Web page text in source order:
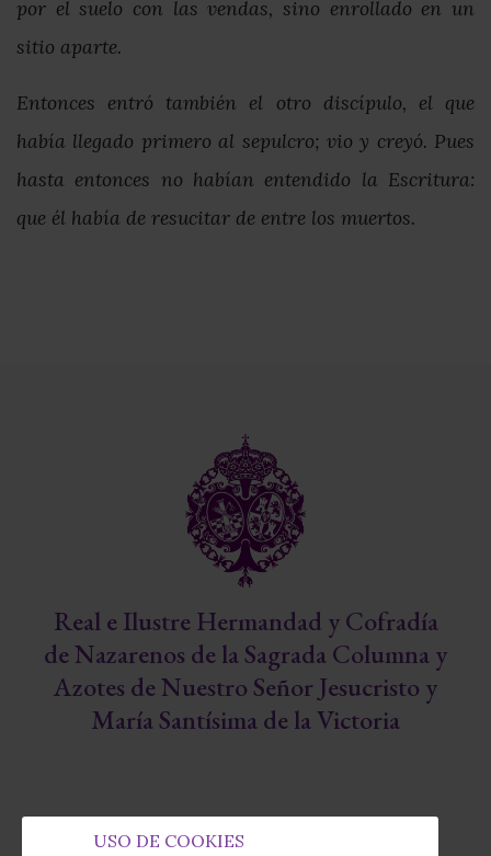
por el suelo con las vendas, sino enrollado en un
sitio aparte.
Entonces entró también el otro discípulo, el que
había llegado primero al sepulcro; vio y creyó. Pues
hasta entonces no habían entendido la Escritura:
que él había de resucitar de entre los muertos.
Real e Ilustre Hermandad y Cofradía
de Nazarenos de la Sagrada Columna y
Azotes de Nuestro Señor Jesucristo y
María Santísima de la Victoria
USO DE COOKIES